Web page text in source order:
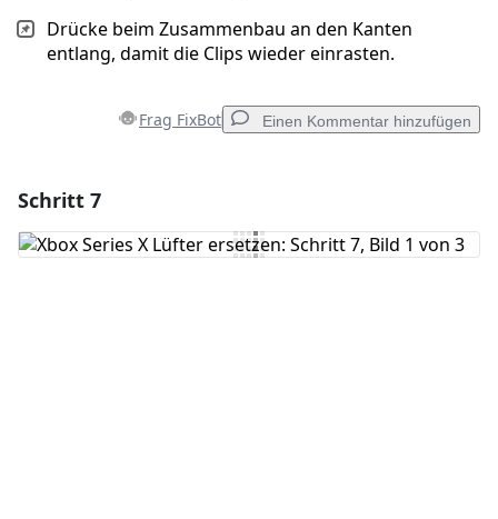
Drücke beim Zusammenbau an den Kanten
entlang, damit die Clips wieder einrasten.
Frag FixBot Einen Kommentar hinzufügen
Kommentar hinzufügen
Schritt 7